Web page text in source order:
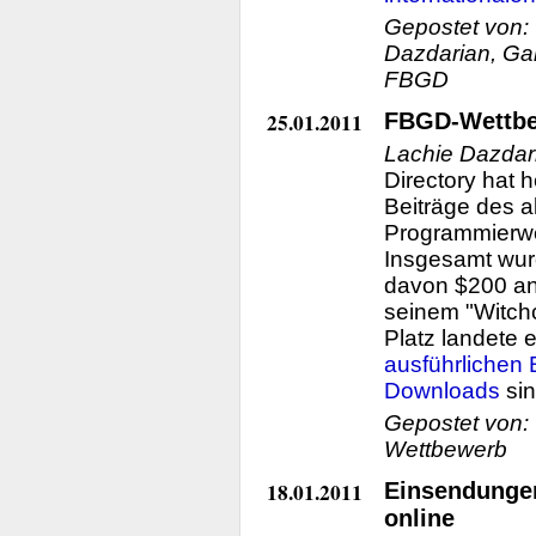
Gepostet von:
Dazdarian,
FBGD
25.01.2011 FBGD-
Lachie
Directory hat
Beiträge des
Insgesamt
davon $200
seinem
Platz landete
ausführlichen
Downloads
Gepostet von:
Wettbewerb
18.01.2011
online